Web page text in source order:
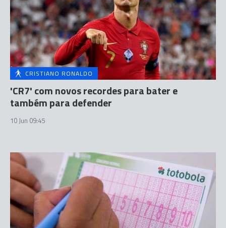
CRISTIANO RONALDO
'CR7' com novos recordes para bater e
também para defender
10 Jun 09:45